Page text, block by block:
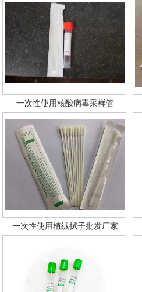
一次性使用核酸病毒采样管
一次性使用植绒拭子批发厂家